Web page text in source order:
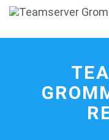
Grommunio
Hauptseite